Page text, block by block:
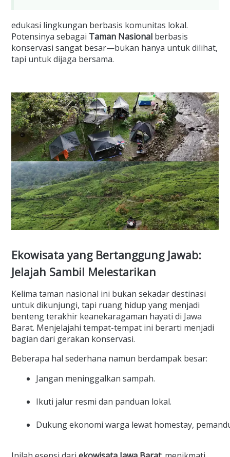
edukasi lingkungan berbasis komunitas lokal.
Potensinya sebagai Taman Nasional berbasis
konservasi sangat besar—bukan hanya untuk dilihat,
tapi untuk dijaga bersama.
Ekowisata yang Bertanggung Jawab:
Jelajah Sambil Melestarikan
Kelima taman nasional ini bukan sekadar destinasi
untuk dikunjungi, tapi ruang hidup yang menjadi
benteng terakhir keanekaragaman hayati di Jawa
Barat. Menjelajahi tempat-tempat ini berarti menjadi
bagian dari gerakan konservasi.
Beberapa hal sederhana namun berdampak besar:
Jangan meninggalkan sampah.
Ikuti jalur resmi dan panduan lokal.
Dukung ekonomi warga lewat homestay,